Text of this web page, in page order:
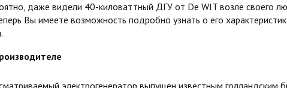
даже видели 40-киловаттный ДГУ от De WIT возле своего
Вы имеете возможность подробно узнать о его
электрогенератор выпущен известным